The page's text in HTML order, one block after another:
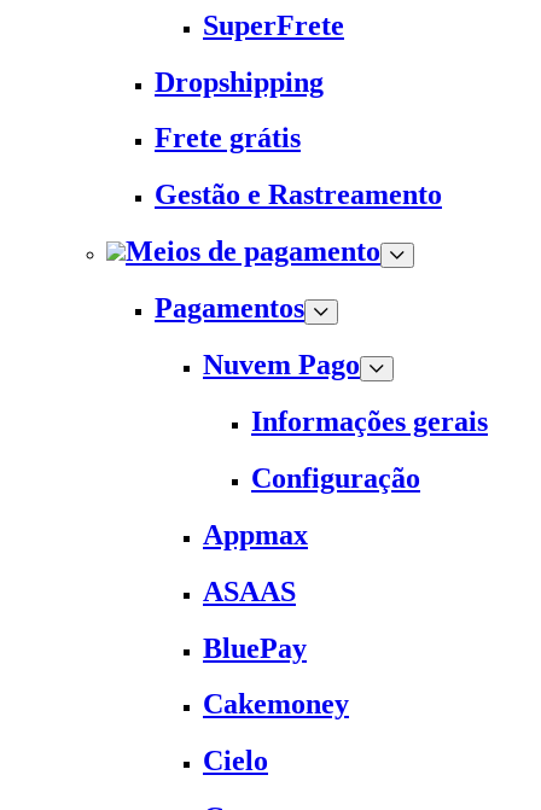
SuperFrete
Dropshipping
Frete grátis
Gestão e Rastreamento
Meios de pagamento
Pagamentos
Nuvem Pago
Informações gerais
Configuração
Appmax
ASAAS
BluePay
Cakemoney
Cielo